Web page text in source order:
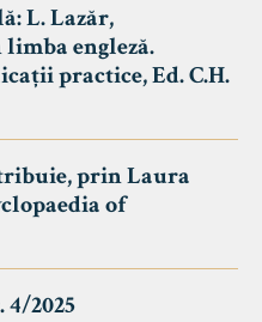
L. Lazăr,
engleză.
practice, Ed. C.H.
prin Laura
of
4/2025